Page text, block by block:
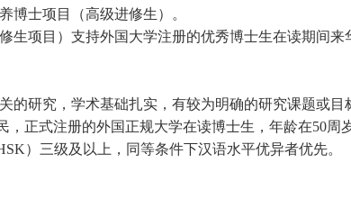
博士项目（高级进修生）。
生项目）支持外国大学注册的优秀博士生在读期间来
的研究，学术基础扎实，有较为明确的研究课题或目
，正式注册的外国正规大学在读博士生，年龄在50
）三级及以上，同等条件下汉语水平优异者优先。